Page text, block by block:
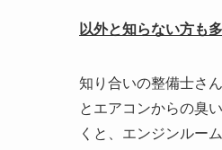
以外と知らない方も
知り合いの整備士さ
とエアコンからの臭
くと、エンジンルー